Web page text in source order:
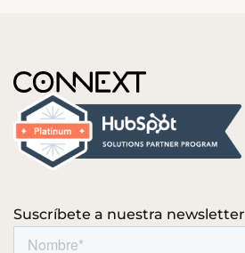
Suscríbete a nuestra newsletter